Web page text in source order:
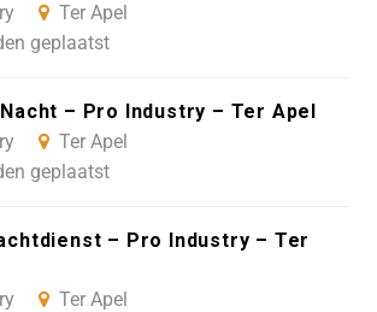
Ter Apel
geplaatst
– Pro Industry – Ter Apel
Ter Apel
geplaatst
– Pro Industry – Ter
Ter Apel